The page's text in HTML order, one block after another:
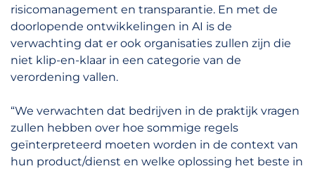
risicomanagement en transparantie. En met de
doorlopende ontwikkelingen in AI is de
verwachting dat er ook organisaties zullen zijn die
niet klip-en-klaar in een categorie van de
verordening vallen.
“We verwachten dat bedrijven in de praktijk vragen
zullen hebben over hoe sommige regels
geïnterpreteerd moeten worden in de context van
hun product/dienst en welke oplossing het beste in